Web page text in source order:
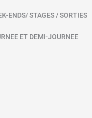
ENDS/ STAGES / SORTIES
ET DEMI-JOURNEE